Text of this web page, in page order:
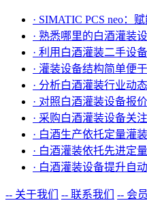
· SIMATIC PCS neo：
· 熟悉哪里的白酒灌装
· 利用白酒灌装二手设
· 灌装设备结构简单便
· 分析白酒灌装行业动
· 对照白酒灌装设备报
· 采购白酒灌装设备关
· 白酒生产依托定量灌
· 白酒灌装依托先进定
· 白酒灌装设备提升自
-- 关于我们 -- 联系我们 -- 会